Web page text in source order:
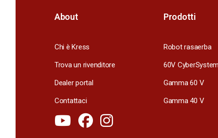
About
Chi è Kress
Trova un rivenditore
Dealer portal
Contattaci
Prodotti
Robot rasaerba
60V CyberSystem
Gamma 60 V
Gamma 40 V